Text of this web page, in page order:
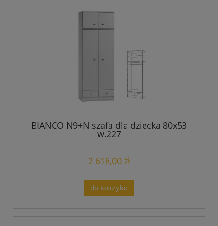
BIANCO N9+N szafa dla dziecka 80x53
w.227
2 618,00 zł
do koszyka